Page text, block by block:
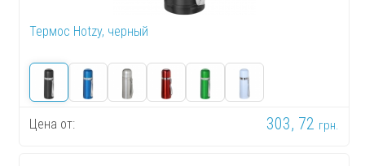
Термос Hotzy, черный
Цена от: 303, 72 грн.